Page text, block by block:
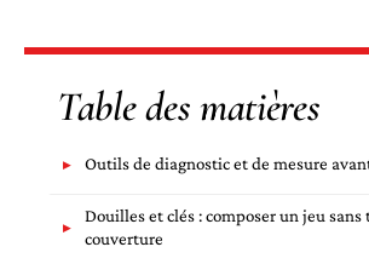
Table des matières
Outils de diagnostic et de mesure
Douilles et clés : composer un jeu sans
couverture